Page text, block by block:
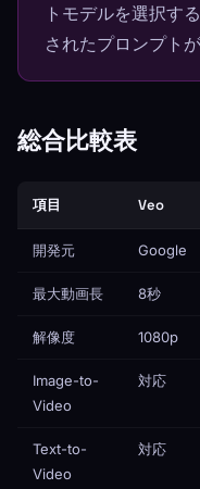
トモデルを選択す
されたプロンプト
総合比較表
項目 Veo
開発元 Google
最大動画長 8秒
解像度 1080p
Image-to-
Video
対応
Text-to-
Video
対応